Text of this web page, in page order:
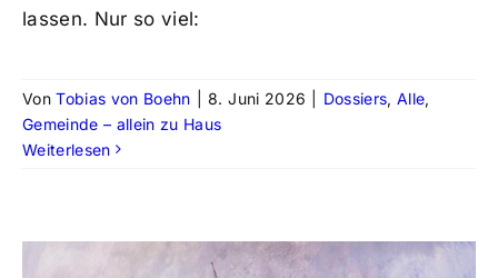
lassen. Nur so viel:
VonTobias von Boehn 8. Juni 2026 Dossiers,Alle,
Gemeinde – allein zu Haus
Weiterlesen